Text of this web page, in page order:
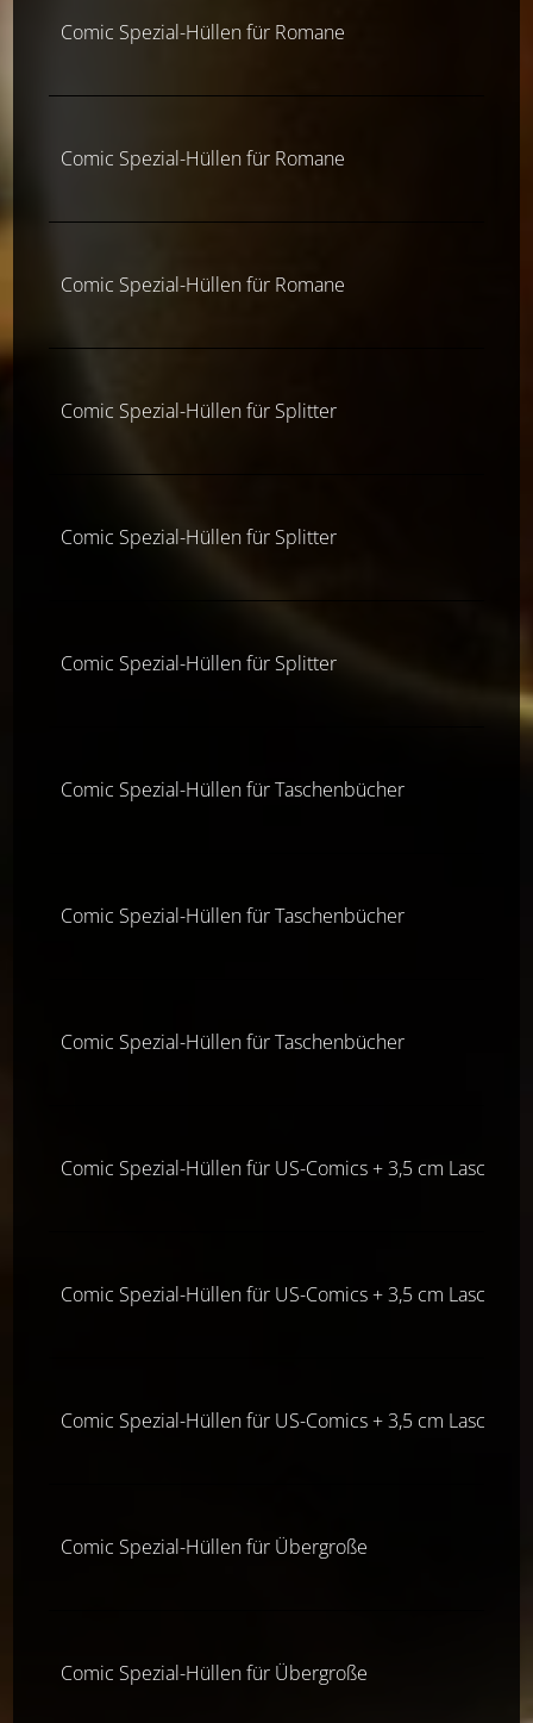
Comic Spezial-Hüllen für Romane
Comic Spezial-Hüllen für Romane
Comic Spezial-Hüllen für Romane
Comic Spezial-Hüllen für Splitter
Comic Spezial-Hüllen für Splitter
Comic Spezial-Hüllen für Splitter
Comic Spezial-Hüllen für Taschenbücher
Comic Spezial-Hüllen für Taschenbücher
Comic Spezial-Hüllen für Taschenbücher
Comic Spezial-Hüllen für US-Comics + 3,5 cm Lasche
Comic Spezial-Hüllen für US-Comics + 3,5 cm Lasche
Comic Spezial-Hüllen für US-Comics + 3,5 cm Lasche
Comic Spezial-Hüllen für Übergroße
Comic Spezial-Hüllen für Übergroße